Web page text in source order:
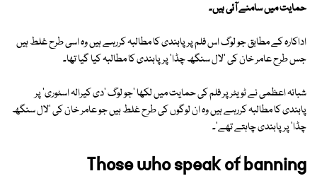
حمایت میں سامنے آئی ہیں۔
اداکارہ کے مطابق جو لوگ اس فلم پر پابندی کا مطالبہ کررہے ہیں وہ اسی طرح غلط ہیں
جس طرح عامر خان کی 'لال سنگھ چڈا' پر پابندی کا مطالبہ کیا گیا تھا۔
شبانہ اعظمی نے ٹویٹر پر فلم کی حمایت میں لکھا 'جو لوگ 'دی کیرالہ اسٹوری' پر
پابندی کا مطالبہ کررہے ہیں وہ ان لوگوں کی طرح غلط ہیں جو عامر خان کی 'لال سنگھ
چڈا' پر پابندی چاہتے تھے'۔
Those who speak of banning